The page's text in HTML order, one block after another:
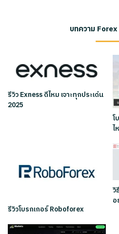
บทความ
รีวิว Exness ดีไหม เจาะทุกประเด่น
2025
โ
ไ
รีวิวโบรกเกอร์ Roboforex
วิ
อ